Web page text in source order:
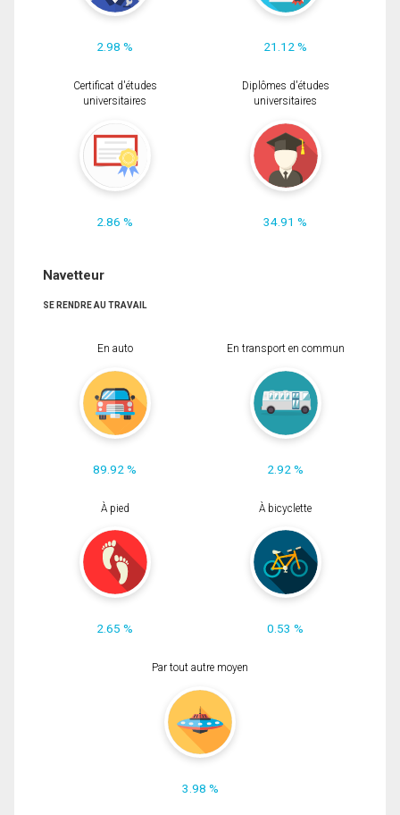
2.98 % 21.12 %
Certificat d'études
universitaires
2.86 %
Diplômes d'études
universitaires
34.91 %
Navetteur
SE RENDRE AU TRAVAIL
En auto
89.92 %
En transport en commun
2.92 %
À pied
2.65 %
À bicyclette
0.53 %
Par tout autre moyen
3.98 %